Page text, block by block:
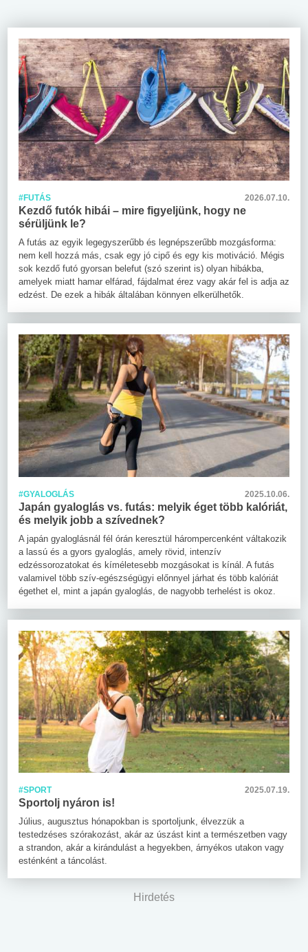
#FUTÁS 2026.07.10.
Kezdő futók hibái – mire figyeljünk, hogy ne
sérüljünk le?
A futás az egyik legegyszerűbb és legnépszerűbb mozgásforma:
nem kell hozzá más, csak egy jó cipő és egy kis motiváció. Mégis
sok kezdő futó gyorsan belefut (szó szerint is) olyan hibákba,
amelyek miatt hamar elfárad, fájdalmat érez vagy akár fel is adja az
edzést. De ezek a hibák általában könnyen elkerülhetők.
#GYALOGLÁS 2025.10.06.
Japán gyaloglás vs. futás: melyik éget több kalóriát,
és melyik jobb a szívednek?
A japán gyaloglásnál fél órán keresztül hárompercenként váltakozik
a lassú és a gyors gyaloglás, amely rövid, intenzív
edzéssorozatokat és kíméletesebb mozgásokat is kínál. A futás
valamivel több szív-egészségügyi előnnyel járhat és több kalóriát
égethet el, mint a japán gyaloglás, de nagyobb terhelést is okoz.
#SPORT 2025.07.19.
Sportolj nyáron is!
Július, augusztus hónapokban is sportoljunk, élvezzük a
testedzéses szórakozást, akár az úszást kint a természetben vagy
a strandon, akár a kirándulást a hegyekben, árnyékos utakon vagy
esténként a táncolást.
Hirdetés